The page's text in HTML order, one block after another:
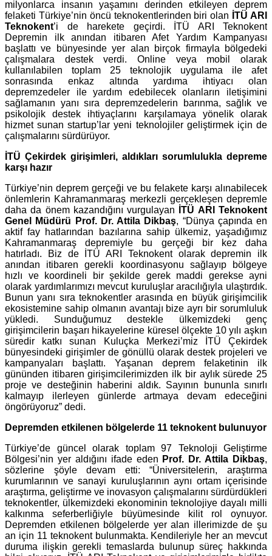
milyonlarca insanın yaşamını derinden etkileyen deprem
felaketi Türkiye’nin öncü teknokentlerinden biri olan İTÜ ARI
Teknokent’i de harekete geçirdi. İTÜ ARI Teknokent
Depremin ilk anından itibaren Afet Yardım Kampanyası
başlattı ve bünyesinde yer alan birçok firmayla bölgedeki
çalışmalara destek verdi. Online veya mobil olarak
kullanılabilen toplam 25 teknolojik uygulama ile afet
sonrasında enkaz altında yardıma ihtiyacı olan
depremzedeler ile yardım edebilecek olanların iletişimini
sağlamanın yanı sıra depremzedelerin barınma, sağlık ve
psikolojik destek ihtiyaçlarını karşılamaya yönelik olarak
hizmet sunan startup’lar yeni teknolojiler geliştirmek için de
çalışmalarını sürdürüyor.
İTÜ Çekirdek girişimleri, aldıkları sorumlulukla depreme
karşı hazır
Türkiye’nin deprem gerçeği ve bu felakete karşı alınabilecek
önlemlerin Kahramanmaraş merkezli gerçekleşen depremle
daha da önem kazandığını vurgulayan
İTÜ ARI Teknokent
Genel Müdürü Prof. Dr. Attila Dikbaş, “Dünya çapında en
aktif fay hatlarından bazılarına sahip ülkemiz, yaşadığımız
Kahramanmaraş depremiyle bu gerçeği bir kez daha
hatırladı. Biz de İTÜ ARI Teknokent olarak depremin ilk
anından itibaren gerekli koordinasyonu sağlayıp bölgeye
hızlı ve koordineli bir şekilde gerek maddi gerekse ayni
olarak yardımlarımızı mevcut kuruluşlar aracılığıyla ulaştırdık.
Bunun yanı sıra teknokentler arasında en büyük girişimcilik
ekosistemine sahip olmanın avantajı bize ayrı bir sorumluluk
yükledi. Sunduğumuz destekle ülkemizdeki genç
girişimcilerin başarı hikayelerine küresel ölçekte 10 yılı aşkın
süredir katkı sunan Kuluçka Merkezi’miz İTÜ Çekirdek
bünyesindeki girişimler de gönüllü olarak destek projeleri ve
kampanyaları başlattı. Yaşanan deprem felaketinin ilk
gününden itibaren girişimcilerimizden ilk bir aylık sürede 25
proje ve desteğinin haberini aldık. Sayının bununla sınırlı
kalmayıp ilerleyen günlerde artmaya devam edeceğini
öngörüyoruz” dedi.
Depremden etkilenen bölgelerde 11 teknokent bulunuyor
Türkiye’de güncel olarak toplam 97 Teknoloji Geliştirme
Bölgesi’nin yer aldığını ifade eden Prof. Dr. Attila Dikbaş,
sözlerine şöyle devam etti: “Üniversitelerin, araştırma
kurumlarının ve sanayi kuruluşlarının aynı ortam içerisinde
araştırma, geliştirme ve inovasyon çalışmalarını sürdürdükleri
teknokentler, ülkemizdeki ekonominin teknolojiye dayalı milli
kalkınma seferberliğiyle büyümesinde kilit rol oynuyor.
Depremden etkilenen bölgelerde yer alan illerimizde de şu
an için 11 teknokent bulunmakta. Kendileriyle her an mevcut
duruma ilişkin gerekli temaslarda bulunup süreç hakkında